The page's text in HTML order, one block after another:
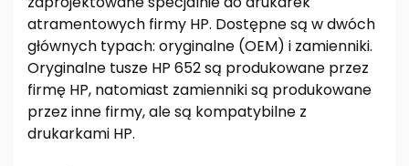
atramentowych firmy HP. Dostępne są w dwóch
głównych typach: oryginalne (OEM) i zamienniki.
Oryginalne tusze HP 652 są produkowane przez
firmę HP, natomiast zamienniki są produkowane
przez inne firmy, ale są kompatybilne z
drukarkami HP.